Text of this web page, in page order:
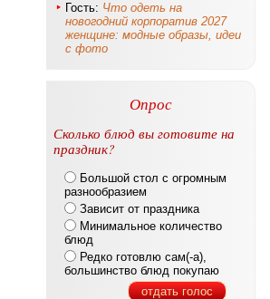
Гость: Что одеть на
новогодний корпоратив 2027
женщине: модные образы, идеи
с фото
Опрос
Сколько блюд вы готовите на
праздник?
разнообразием
Зависит от праздника
блюд
большинство блюд покупаю
отдать голос